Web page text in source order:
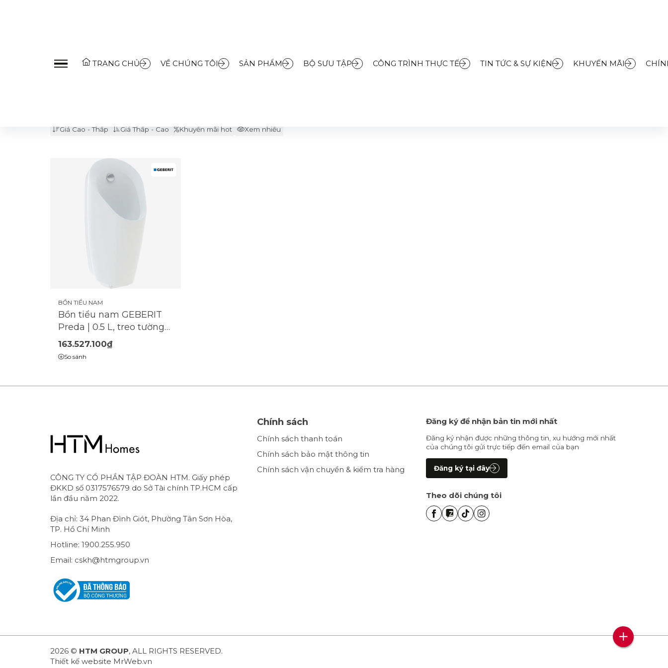
TRANG CHỦ VỀ CHÚNG TÔI SẢN PHẨM BỘ SƯU TẬP CÔNG TRÌNH THỰC TẾ TIN TỨC & SỰ KIỆN KHUYẾN MÃI
Giá Cao - Thấp Giá Thấp - Cao Khuyến mãi hot Xem nhiều
BỒN TIỂU NAM
Bồn tiểu nam GEBERIT
Preda | 0.5 L, treo tường
bao gồm cảm ứng |
(116.072.00.1)
163.527.100₫
So sánh
CÔNG TY CỔ PHẦN TẬP ĐOÀN HTM. Giấy phép
ĐKKD số 0317576579 do Sở Tài chính TP.HCM cấp
lần đầu năm 2022.
Địa chỉ: 34 Phan Đình Giót, Phường Tân Sơn Hòa,
TP. Hồ Chí Minh
Hotline: 1900.255.950
Email: cskh@htmgroup.vn
Chính sách
Chính sách thanh toán
Chính sách bảo mật thông tin
Chính sách vận chuyển & kiểm tra hàng
Đăng ký để nhận bản tin mới nhất
Đăng ký nhận được những thông tin, xu hướng mới nhất
của chúng tôi gửi trực tiếp đến email của bạn
Đăng ký tại đây
Theo dõi chúng tôi
2026 © HTM GROUP, ALL RIGHTS RESERVED.
Thiết kế website MrWeb.vn